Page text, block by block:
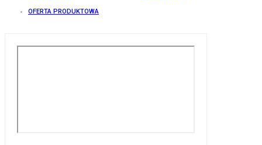
OFERTA PRODUKTOWA